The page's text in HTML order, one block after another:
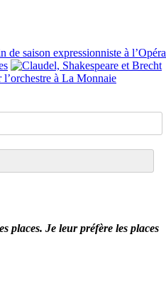
places. Je leur préfère les places